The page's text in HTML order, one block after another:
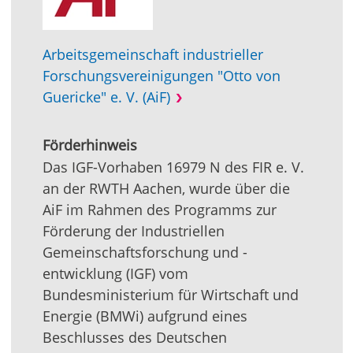
Arbeitsgemeinschaft industrieller
Forschungsvereinigungen "Otto von
Guericke" e. V. (AiF)
Förderhinweis
Das IGF-Vorhaben 16979 N des FIR e. V.
an der RWTH Aachen, wurde über die
AiF im Rahmen des Programms zur
Förderung der Industriellen
Gemeinschaftsforschung und -
entwicklung (IGF) vom
Bundesministerium für Wirtschaft und
Energie (BMWi) aufgrund eines
Beschlusses des Deutschen